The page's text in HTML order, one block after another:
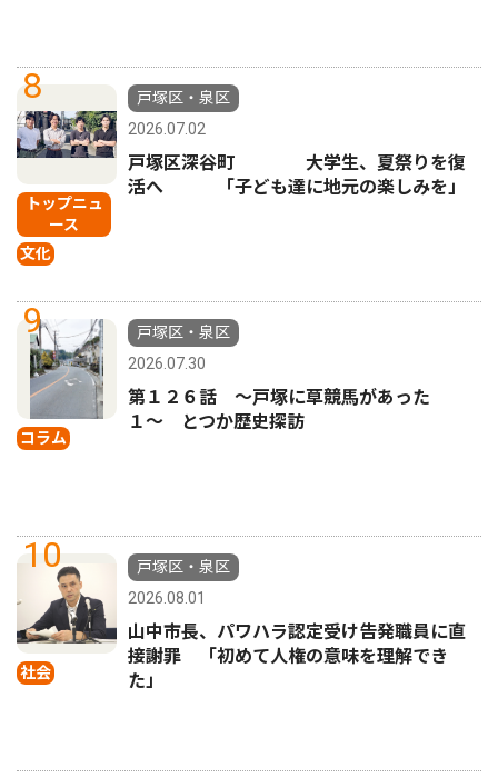
8
トップニュ
ース
文化
戸塚区・泉区
2026.07.02
戸塚区深谷町 大学生、夏祭りを復
活へ 「子ども達に地元の楽しみを」
9
コラム
戸塚区・泉区
2026.07.30
第１２６話 〜戸塚に草競馬があった
１〜 とつか歴史探訪
10
社会
戸塚区・泉区
2026.08.01
山中市長、パワハラ認定受け告発職員に直
接謝罪 「初めて人権の意味を理解でき
た」